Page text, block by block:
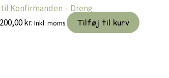
var:
259,00 kr..
er:
200,00 kr..
Konfirmanden – Dreng
Den
200,00kr.Den
Inkl. moms Tilføj til kurv